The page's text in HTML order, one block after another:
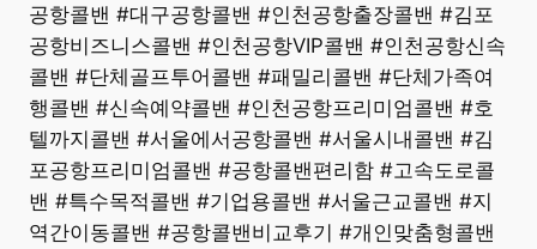
공항콜밴 #대구공항콜밴 #인천공항출장콜밴 #김포
공항비즈니스콜밴 #인천공항VIP콜밴 #인천공항신속
콜밴 #단체골프투어콜밴 #패밀리콜밴 #단체가족여
행콜밴 #신속예약콜밴 #인천공항프리미엄콜밴 #호
텔까지콜밴 #서울에서공항콜밴 #서울시내콜밴 #김
포공항프리미엄콜밴 #공항콜밴편리함 #고속도로콜
밴 #특수목적콜밴 #기업용콜밴 #서울근교콜밴 #지
역간이동콜밴 #공항콜밴비교후기 #개인맞춤형콜밴